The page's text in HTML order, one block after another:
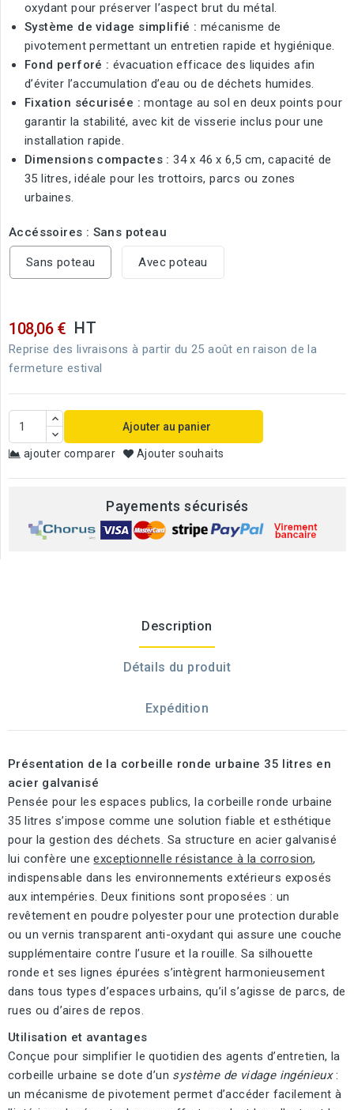
oxydant pour préserver l’aspect brut du métal.
Système de vidage simplifié : mécanisme de
pivotement permettant un entretien rapide et hygiénique.
Fond perforé : évacuation efficace des liquides afin
d’éviter l’accumulation d’eau ou de déchets humides.
Fixation sécurisée : montage au sol en deux points pour
garantir la stabilité, avec kit de visserie inclus pour une
installation rapide.
Dimensions compactes : 34 x 46 x 6,5 cm, capacité de
35 litres, idéale pour les trottoirs, parcs ou zones
urbaines.
Accéssoires : Sans poteau
Sans poteau Avec poteau
108,06 € HT
Reprise des livraisons à partir du 25 août en raison de la
fermeture estival
Ajouter au panier
ajouter comparer Ajouter souhaits
Payements sécurisés
Description
Détails du produit
Expédition
Présentation de la corbeille ronde urbaine 35 litres en
acier galvanisé
Pensée pour les espaces publics, la corbeille ronde urbaine
35 litres s’impose comme une solution fiable et esthétique
pour la gestion des déchets. Sa structure en acier galvanisé
lui confère uneexceptionnelle résistance à la corrosion,
indispensable dans les environnements extérieurs exposés
aux intempéries. Deux finitions sont proposées : un
revêtement en poudre polyester pour une protection durable
ou un vernis transparent anti-oxydant qui assure une couche
supplémentaire contre l’usure et la rouille. Sa silhouette
ronde et ses lignes épurées s’intègrent harmonieusement
dans tous types d’espaces urbains, qu’il s’agisse de parcs, de
rues ou d’aires de repos.
Utilisation et avantages
Conçue pour simplifier le quotidien des agents d’entretien, la
corbeille urbaine se dote d’un système de vidage ingénieux:
un mécanisme de pivotement permet d’accéder facilement à